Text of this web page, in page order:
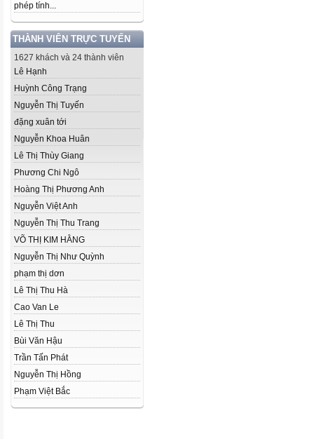
phép tính...
THÀNH VIÊN TRỰC TUYẾN
1627 khách và 24 thành viên
Lê Hạnh
Huỳnh Công Trạng
Nguyễn Thị Tuyến
đặng xuân tới
Nguyễn Khoa Huân
Lê Thị Thùy Giang
Phương Chi Ngô
Hoàng Thị Phương Anh
Nguyễn Việt Anh
Nguyễn Thị Thu Trang
VÕ THỊ KIM HẰNG
Nguyễn Thị Như Quỳnh
phạm thị dơn
Lê Thị Thu Hà
Cao Van Le
Lê Thị Thu
Bùi Văn Hậu
Trần Tấn Phát
Nguyễn Thị Hồng
Phạm Việt Bắc